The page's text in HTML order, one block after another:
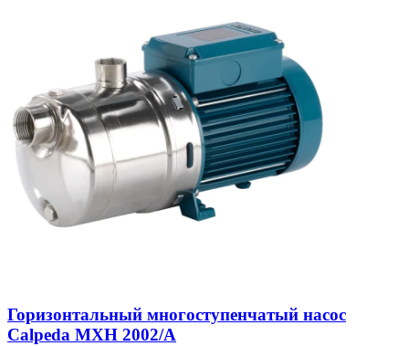
Горизонтальный многоступенчатый насос
Calpeda MXH 2002/A